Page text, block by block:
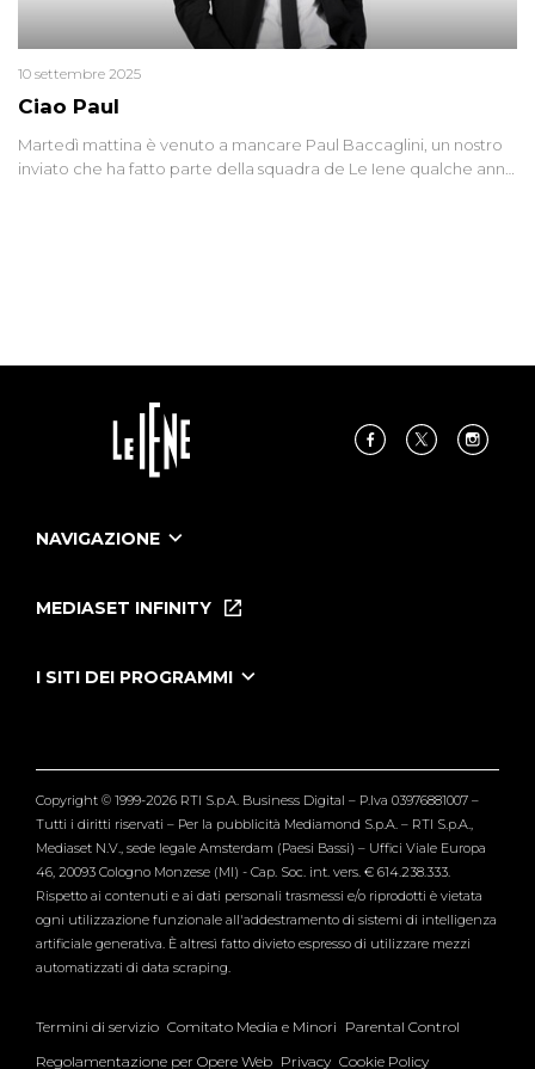
Ciao Paul
10 settembre 2025
Martedì mattina è venuto a mancare Paul Baccaglini, un nostro
inviato che ha fatto parte della squadra de Le Iene qualche anno
NAVIGAZIONE
Le Iene Presentano Inside
Tutti i servizi
MEDIASET INFINITY
I SITI DEI PROGRAMMI
Verissimo
Copyright © 1999-2026 RTI S.p.A. Business Digital – P.Iva 03976881007 –
Tutti i diritti riservati – Per la pubblicità Mediamond S.p.A. – RTI S.p.A.,
Mediaset N.V., sede legale Amsterdam (Paesi Bassi) – Uffici Viale Europa
46, 20093 Cologno Monzese (MI) - Cap. Soc. int. vers. € 614.238.333.
Rispetto ai contenuti e ai dati personali trasmessi e/o riprodotti è vietata
ogni utilizzazione funzionale all'addestramento di sistemi di intelligenza
artificiale generativa. È altresì fatto divieto espresso di utilizzare mezzi
automatizzati di data scraping.
Termini di servizio Comitato Media e Minori Parental Control
Regolamentazione per Opere Web Privacy Cookie Policy